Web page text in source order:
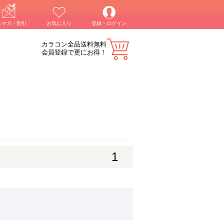
マガ・割引 お気に入り 登録・ログイン
カラコン全品送料無料
会員登録で更にお得！
1